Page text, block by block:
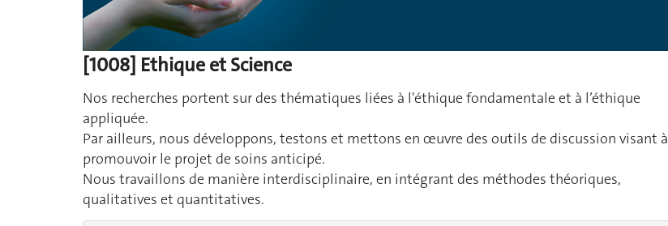
[1008] Ethique et Science
Nos recherches portent sur des thématiques liées à l'éthique fondamentale et à l’éthique
appliquée.
Par ailleurs, nous développons, testons et mettons en œuvre des outils de discussion visant à
promouvoir le projet de soins anticipé.
Nous travaillons de manière interdisciplinaire, en intégrant des méthodes théoriques,
qualitatives et quantitatives.